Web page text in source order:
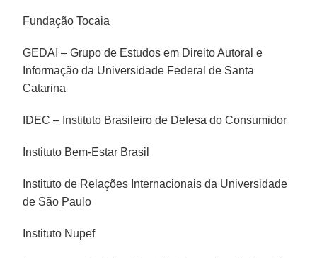
Fundação Tocaia
GEDAI – Grupo de Estudos em Direito Autoral e
Informação da Universidade Federal de Santa
Catarina
IDEC – Instituto Brasileiro de Defesa do Consumidor
Instituto Bem-Estar Brasil
Instituto de Relações Internacionais da Universidade
de São Paulo
Instituto Nupef